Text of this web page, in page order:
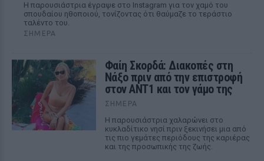
Η παρουσιάστρια έγραψε στο Instagram για τον χαμό του
σπουδαίου ηθοποιού, τονίζοντας ότι θαύμαζε το τεράστιο
ταλέντο του.
ΣΉΜΕΡΑ
Φαίη Σκορδά: Διακοπές στη
Νάξο πριν από την επιστροφή
στον ΑΝΤ1 και τον γάμο της
ΣΉΜΕΡΑ
Η παρουσιάστρια χαλαρώνει στο
κυκλαδίτικο νησί πριν ξεκινήσει μια από
τις πιο γεμάτες περιόδους της καριέρας
και της προσωπικής της ζωής.